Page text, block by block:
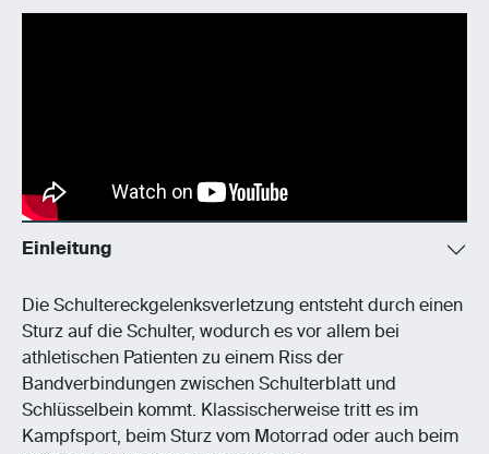
Einleitung
Die Schultereckgelenksverletzung entsteht durch einen
Sturz auf die Schulter, wodurch es vor allem bei
athletischen Patienten zu einem Riss der
Bandverbindungen zwischen Schulterblatt und
Schlüsselbein kommt. Klassischerweise tritt es im
Kampfsport, beim Sturz vom Motorrad oder auch beim